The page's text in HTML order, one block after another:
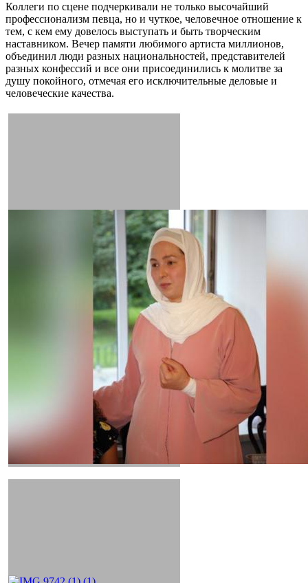
Коллеги по сцене подчеркивали не только высочайший
профессионализм певца, но и чуткое, человечное отношение к
тем, с кем ему довелось выступать и быть творческим
наставником. Вечер памяти любимого артиста миллионов,
объединил люди разных национальностей, представителей
разных конфессий и все они присоединились к молитве за
душу покойного, отмечая его исключительные деловые и
человеческие качества.